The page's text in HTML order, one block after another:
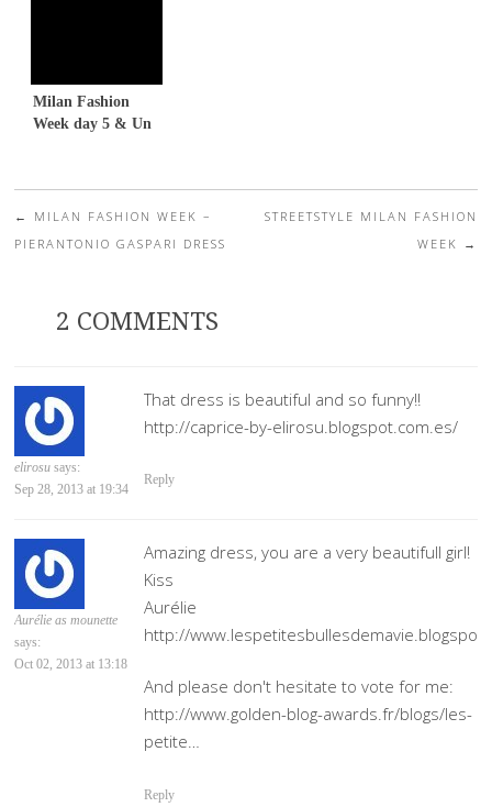
Milan Fashion
Week day 5 & Un
Post navigation
←
MILAN FASHION WEEK –
PIERANTONIO GASPARI DRESS
STREETSTYLE MILAN FASHION
WEEK
→
2 COMMENTS
elirosu says:
Sep 28, 2013 at 19:34
That dress is beautiful and so funny!!
http://caprice-by-elirosu.blogspot.com.es/
Reply
Aurélie as mounette
says:
Oct 02, 2013 at 13:18
Amazing dress, you are a very beautifull girl!
Kiss
Aurélie
http://
And please don't hesitate to vote for me:
http://www.golden-blog-awards.fr/blogs/les-
petite…
Reply